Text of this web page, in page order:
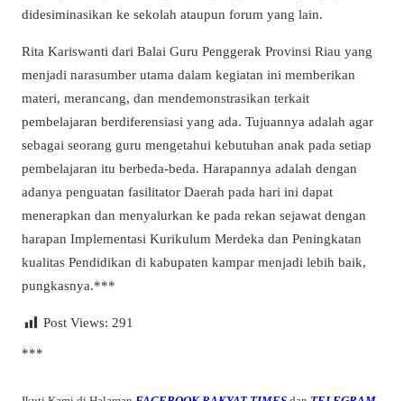
didesiminasikan ke sekolah ataupun forum yang lain.
Rita Kariswanti dari Balai Guru Penggerak Provinsi Riau yang
menjadi narasumber utama dalam kegiatan ini memberikan
materi, merancang, dan mendemonstrasikan terkait
pembelajaran berdiferensiasi yang ada. Tujuannya adalah agar
sebagai seorang guru mengetahui kebutuhan anak pada setiap
pembelajaran itu berbeda-beda. Harapannya adalah dengan
adanya penguatan fasilitator Daerah pada hari ini dapat
menerapkan dan menyalurkan ke pada rekan sejawat dengan
harapan Implementasi Kurikulum Merdeka dan Peningkatan
kualitas Pendidikan di kabupaten kampar menjadi lebih baik,
pungkasnya.***
Post Views: 291
***